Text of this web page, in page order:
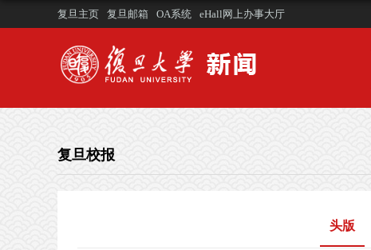
复旦主页 复旦邮箱 OA系统 eHall网上办事大厅
复旦校报
头版